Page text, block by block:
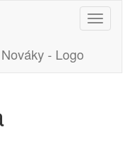
Toggle